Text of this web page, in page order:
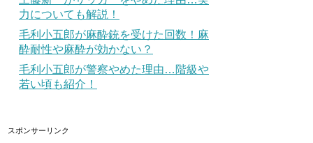
力についても解説！
毛利小五郎が麻酔銃を受けた回数！麻
酔耐性や麻酔が効かない？
毛利小五郎が警察やめた理由…階級や
若い頃も紹介！
スポンサーリンク